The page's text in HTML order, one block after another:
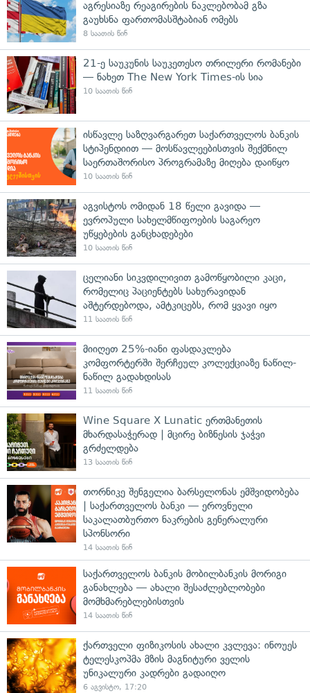
აგრესიაზე რეაგირების ნაკლებობამ გზა
გაუხსნა ფართომასშტაბიან ომებს
8 საათის წინ
21-ე საუკუნის საუკეთესო თრილერი რომანები
— ნახეთ The New York Times-ის სია
10 საათის წინ
ისწავლე საზღვარგარეთ საქართველოს ბანკის
სტიპენდიით — მოსწავლეებისთვის შექმნილ
საერთაშორისო პროგრამაზე მიღება დაიწყო
10 საათის წინ
აგვისტოს ომიდან 18 წელი გავიდა —
ევროპული სახელმწიფოების საგარეო
უწყებების განცხადებები
10 საათის წინ
ცელიანი სიკვდილივით გამოწყობილი კაცი,
რომელიც პაციენტებს სახურავიდან
აშტერდებოდა, ამტკიცებს, რომ ყვავი იყო
11 საათის წინ
მიიღეთ 25%-იანი ფასდაკლება
კომფორტერში შერჩეულ კოლექციაზე ნაწილ-
ნაწილ გადახდისას
11 საათის წინ
Wine Square X Lunatic ერთმანეთის
მხარდასაჭერად | მცირე ბიზნესის ჯაჭვი
გრძელდება
13 საათის წინ
თორნიკე შენგელია ბარსელონას ემშვიდობება
| საქართველოს ბანკი — ეროვნული
საკალათბურთო ნაკრების გენერალური
სპონსორი
14 საათის წინ
საქართველოს ბანკის მობილბანკის მორიგი
განახლება — ახალი შესაძლებლობები
მომხმარებლებისთვის
14 საათის წინ
ქართველი ფიზიკოსის ახალი კვლევა: ინოუეს
ტელესკოპმა მზის მაგნიტური ველის
უნიკალური კადრები გადაიღო
6 აგვისტო, 17:20